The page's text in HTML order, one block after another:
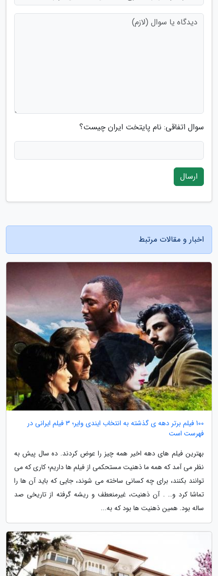
سوال اتفاقی: نام پایتخت ایران چیست؟
ارسال
اخبار و مقالات مرتبط
100 فیلم برتر دهه ی گذشته به انتخاب ایندی وایر؛ 3 فیلم ایرانی در
فهرست است
بهترین فیلم های دهه اخیر همه چیز را عوض کردند. ده سال پیش به
نظر می آمد که همه ما ذهنیت مستحکمی از فیلم ها داریم؛ کاری که می
توانند بکنند، برای چه کسانی ساخته می شوند، جایی که باید آن ها را
تماشا کرد و… . آن ذهنیت، غیرمنعطف و ریشه گرفته از تاریخی صد
ساله بود. همین ذهنیت ها بود که به...